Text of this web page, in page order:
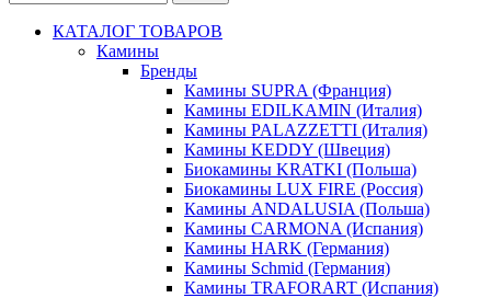
КАТАЛОГ ТОВАРОВ
Камины
Бренды
Камины SUPRA (Франция)
Камины EDILKAMIN (Италия)
Камины PALAZZETTI (Италия)
Камины KEDDY (Швеция)
Биокамины KRATKI (Польша)
Биокамины LUX FIRE (Россия)
Камины ANDALUSIA (Польша)
Камины CARMONA (Испания)
Камины HARK (Германия)
Камины Schmid (Германия)
Камины TRAFORART (Испания)